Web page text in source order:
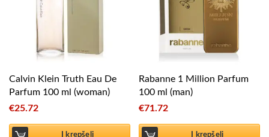
Calvin Klein Truth Eau De
Parfum 100 ml (woman)
€25.72
Į krepšelį
Rabanne 1 Million Parfum
100 ml (man)
€71.72
Į krepšelį